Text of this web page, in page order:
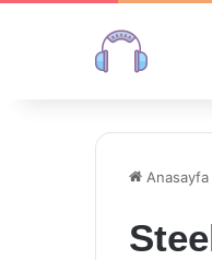
Anasayfa